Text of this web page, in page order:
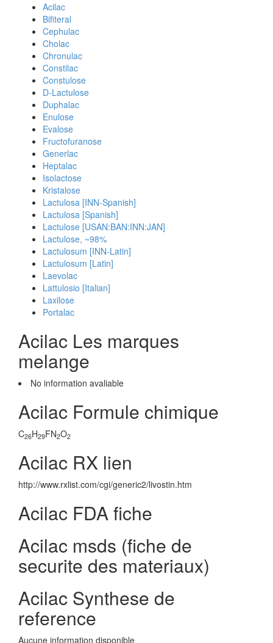
Acilac
Bifiteral
Cephulac
Cholac
Chronulac
Constilac
Constulose
D-Lactulose
Duphalac
Enulose
Evalose
Fructofuranose
Generlac
Heptalac
Isolactose
Kristalose
Lactulosa [INN-Spanish]
Lactulosa [Spanish]
Lactulose [USAN:BAN:INN:JAN]
Lactulose, ~98%
Lactulosum [INN-Latin]
Lactulosum [Latin]
Laevolac
Lattulosio [Italian]
Laxilose
Portalac
Acilac Les marques
melange
No information avaliable
Acilac Formule chimique
C26H29FN2O2
Acilac RX lien
http://www.rxlist.com/cgi/generic2/livostin.htm
Acilac FDA fiche
Acilac msds (fiche de
securite des materiaux)
Acilac Synthese de
reference
Aucune information disponible